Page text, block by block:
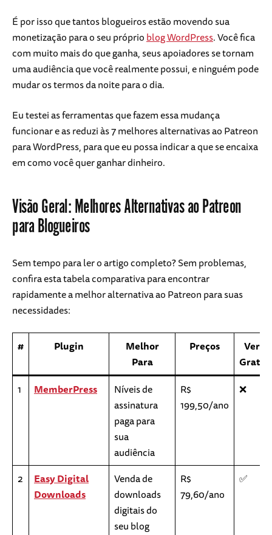
É por isso que tantos blogueiros estão movendo sua
monetização para o seu próprioblog WordPress. Você fica
com muito mais do que ganha, seus apoiadores se tornam
uma audiência que você realmente possui, e ninguém pode
mudar os termos da noite para o dia.
Eu testei as ferramentas que fazem essa mudança
funcionar e as reduzi às 7 melhores alternativas ao Patreon
para WordPress, para que eu possa indicar a que se encaixa
em como você quer ganhar dinheiro.
Visão Geral: Melhores Alternativas ao Patreon
para Blogueiros
Sem tempo para ler o artigo completo? Sem problemas,
confira esta tabela comparativa para encontrar
rapidamente a melhor alternativa ao Patreon para suas
necessidades:
# Plugin
Melhor
Para
Preços
1
MemberPress
Níveis de
assinatura
paga para
sua
audiência
R$
199,50/ano
❌
2
Easy Digital
Downloads
Venda de
downloads
digitais do
seu blog
R$
79,60/ano
✅